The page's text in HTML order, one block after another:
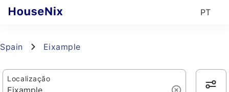
PT
Spain Eixample
Localização